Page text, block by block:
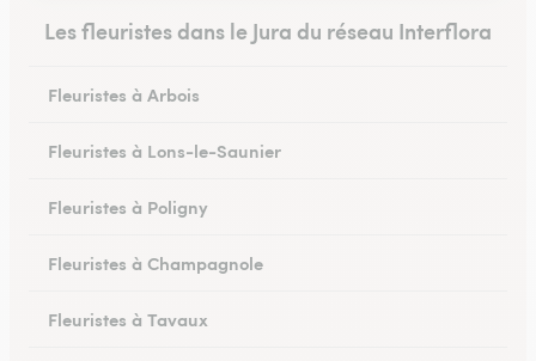
Les fleuristes dans le Jura du réseau Interflora
Fleuristes à Arbois
Fleuristes à Lons-le-Saunier
Fleuristes à Poligny
Fleuristes à Champagnole
Fleuristes à Tavaux